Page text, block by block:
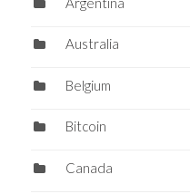
Australia
Belgium
Bitcoin
Canada